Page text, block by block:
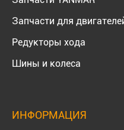
Запчасти для
Редукторы хода
Шины и колеса
ИНФОРМАЦИЯ